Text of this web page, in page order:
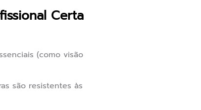
Certa
(como visão
são resistentes às